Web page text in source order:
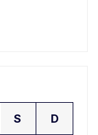
S D